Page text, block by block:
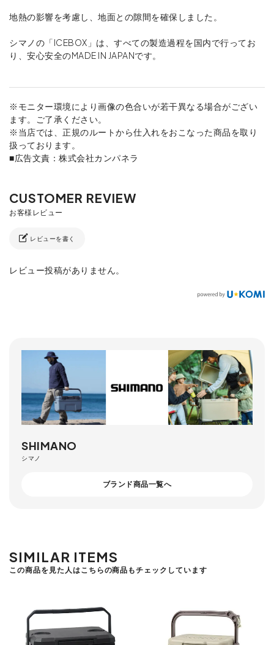
地熱の影響を考慮し、地面との隙間を確保しました。
シマノの「ICEBOX」は、すべての製造過程を国内で行ってお
り、安心安全のMADE IN JAPANです。
※モニター環境により画像の色合いが若干異なる場合がござい
ます。ご了承ください。
※当店では、正規のルートから仕入れをおこなった商品を取り
扱っております。
■広告文責：株式会社カンパネラ
レビューを書く
レビュー投稿がありません。
SHIMANO
シマノ
ブランド商品一覧へ
SIMILAR ITEMS
この商品を見た人はこちらの商品もチェックしています